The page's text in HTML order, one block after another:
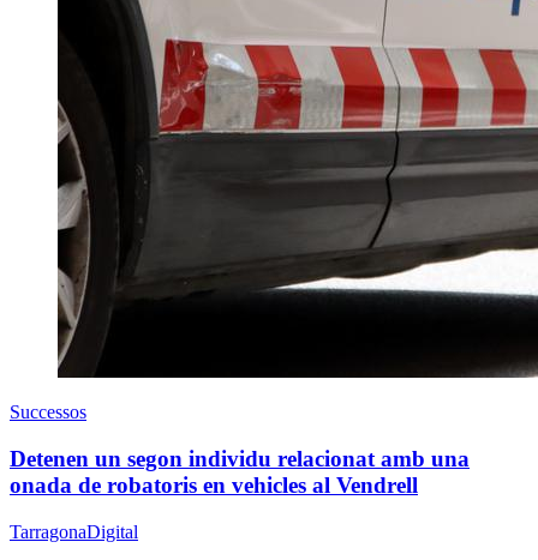
Successos
Detenen un segon individu relacionat amb una
onada de robatoris en vehicles al Vendrell
TarragonaDigital